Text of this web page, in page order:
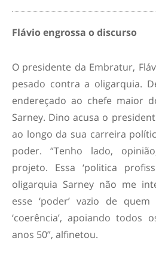
Flávio engrossa o discurso
O presidente da Embratur,
pesado contra a oligarquia.
endereçado ao chefe maior
Sarney. Dino acusa o
ao longo da sua carreira
poder. “Tenho lado,
projeto. Essa ‘politica
oligarquia Sarney não me
esse ‘poder’ vazio de
‘coerência’, apoiando todos
anos 50”, alfinetou.